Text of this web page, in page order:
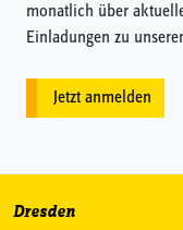
monatlich über
Einladungen zu
Jetzt anmelden
Dresden